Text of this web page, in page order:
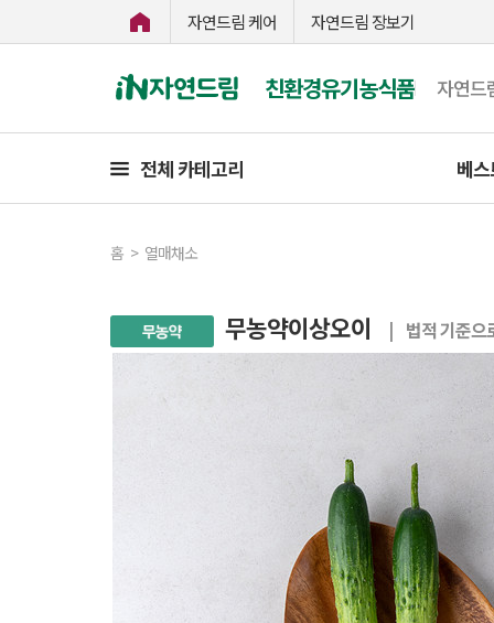
자연드림 케어 자연드림 장보기
친환경유기농식품 자연드
전체 카테고리 베
홈 > 열매채소
무농약이상오이 | 법적 기준으